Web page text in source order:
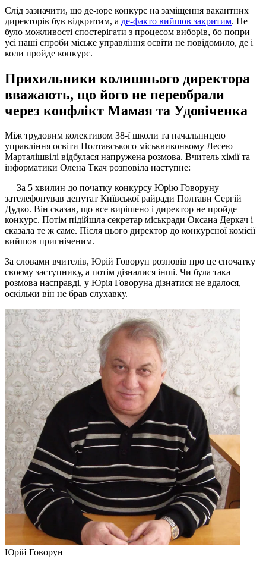
Слід зазначити, що де-юре конкурс на заміщення вакантних
директорів був відкритим, а де-факто вийшов закритим. Не
було можливості спостерігати з процесом виборів, бо попри
усі наші спроби міське управління освіти не повідомило, де і
коли пройде конкурс.
Прихильники колишнього директора
вважають, що його не переобрали
через конфлікт Мамая та Удовіченка
Між трудовим колективом 38-ї школи та начальницею
управління освіти Полтавського міськвиконкому Лесею
Марталішвілі відбулася напружена розмова. Вчитель хімії та
інформатики Олена Ткач розповіла наступне:
— За 5 хвилин до початку конкурсу Юрію Говоруну
зателефонував депутат Київської райради Полтави Сергій
Дудко. Він сказав, що все вирішено і директор не пройде
конкурс. Потім підійшла секретар міськради Оксана Деркач і
сказала те ж саме. Після цього директор до конкурсної комісії
вийшов пригніченим.
За словами вчителів, Юрій Говорун розповів про це спочатку
своєму заступнику, а потім дізналися інші. Чи була така
розмова насправді, у Юрія Говоруна дізнатися не вдалося,
оскільки він не брав слухавку.
Юрій Говорун